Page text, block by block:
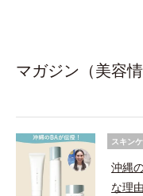
マガジン（美容
スキン
沖縄
な理由